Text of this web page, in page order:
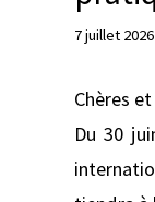
7 juillet 2026
Chères
Du 30